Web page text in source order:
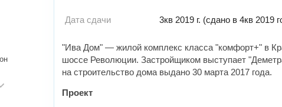
Дата сдачи 3кв 2019 г. (сдано в 4кв 2019
"Ива Дом" — жилой комплекс класса "комфорт+" в
шоссе Революции. Застройщиком выступает
на строительство дома выдано 30 марта 2017 года.
Проект